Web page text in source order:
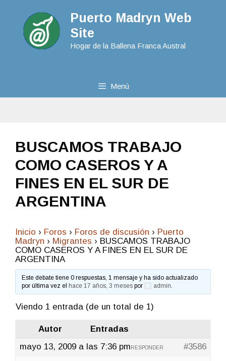
Puerto Madryn Web
Site
Hogar de la Ballena Franca Austral
Menú
BUSCAMOS TRABAJO
COMO CASEROS Y A
FINES EN EL SUR DE
ARGENTINA
Inicio › Foros › Foros de discusión › Puerto
Madryn › Migrantes › BUSCAMOS TRABAJO
COMO CASEROS Y A FINES EN EL SUR DE
ARGENTINA
Este debate tiene 0 respuestas, 1 mensaje y ha sido actualizado
por última vez elhace 17 años, 3 meses por admin
Viendo 1 entrada (de un total de 1)
Autor
Entradas
mayo 13, 2009 a las 7:36 pm
#3586
RESPONDER